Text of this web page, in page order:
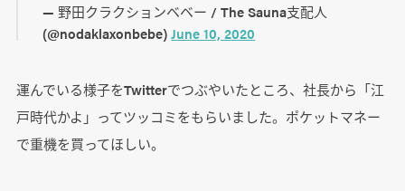
— 野田クラクションベベー / The Sauna支配人
(@nodaklaxonbebe)June 10, 2020
運んでいる様子をTwitterでつぶやいたところ、社長から「江
戸時代かよ」ってツッコミをもらいました。ポケットマネー
で重機を買ってほしい。